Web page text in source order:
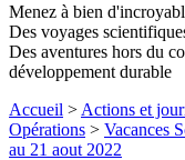
Menez à bien
Des voyages
Des aventures hors du
développement durable
Accueil > Actions et
Opérations > Vacances
au 21 aout 2022